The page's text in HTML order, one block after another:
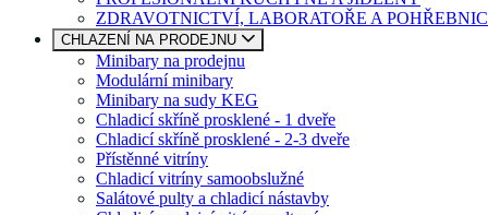
ZDRAVOTNICTVÍ, LABORATOŘE A
CHLAZENÍ NA PRODEJNU
Minibary na prodejnu
Modulární minibary
Minibary na sudy KEG
Chladicí skříně prosklené - 1 dveře
Chladicí skříně prosklené - 2-3 dveře
Přístěnné vitríny
Chladicí vitríny samoobslužné
Salátové pulty a chladicí nástavby